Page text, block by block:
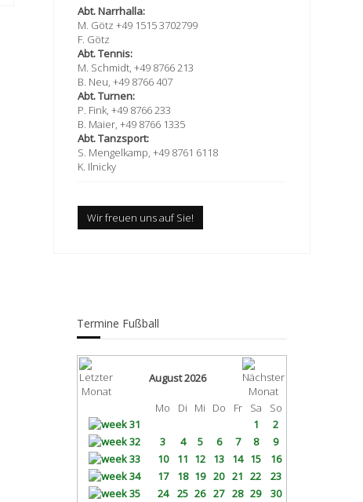
Abt. Narrhalla:
M. Götz +49 1515 3702799
F. Götz
Abt. Tennis:
M. Schmidt, +49 8766 213
B. Neu, +49 8766 407
Abt. Turnen:
P. Fink, +49 8766 233
B. Maier, +49 8766 1335
Abt. Tanzsport:
S. Mengelkamp, +49 8761 6118
K. Ilnicky
Wir freuen uns auf Sie!
Termine Fußball
August 2026
Mo Di Mi Do Fr Sa
So
1
2
3
4 5 6 7 8
9
10
11 12 13 14 15
16
17
18 19 20 21 22
23
24
25 26 27 28 29
30